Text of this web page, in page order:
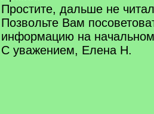
Простите, дальше не
Позвольте Вам
информацию на
С уважением, Елена Н.